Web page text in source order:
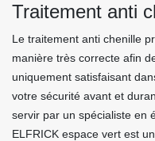
Traitement anti
Le traitement anti chenille
manière très correcte afin
uniquement satisfaisant
votre sécurité avant et
servir par un spécialiste en
ELFRICK espace vert est